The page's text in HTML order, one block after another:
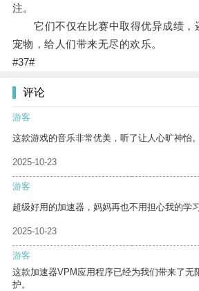
注。
它们不仅在比赛中取得优异成绩，
宠物，给人们带来无尽的欢乐。
#37#
评论
游客
这款游戏的音乐非常优美，听了让人心旷神怡。
2025-10-23
游客
超级好用的加速器，妈妈再也不用担心我的学
2025-10-23
游客
这款加速器VPM应用程序已经为我们带来了无
护。